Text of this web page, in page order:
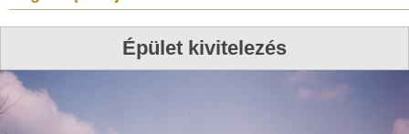
Épület kivitelezés